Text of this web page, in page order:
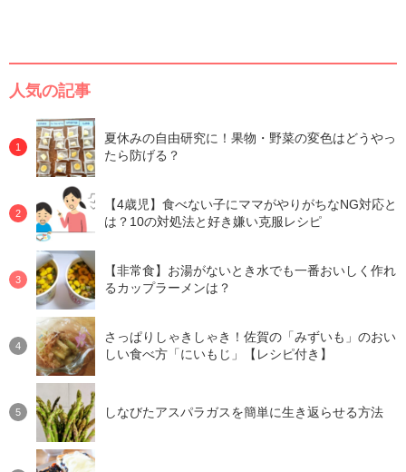
人気の記事
夏休みの自由研究に！果物・野菜の変色はどうやっ
たら防げる？
【4歳児】食べない子にママがやりがちなNG対応と
は？10の対処法と好き嫌い克服レシピ
【非常食】お湯がないとき水でも一番おいしく作れ
るカップラーメンは？
さっぱりしゃきしゃき！佐賀の「みずいも」のおい
しい食べ方「にいもじ」【レシピ付き】
しなびたアスパラガスを簡単に生き返らせる方法